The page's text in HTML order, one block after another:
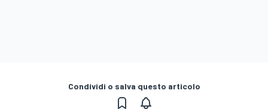
Condividi o salva questo articolo